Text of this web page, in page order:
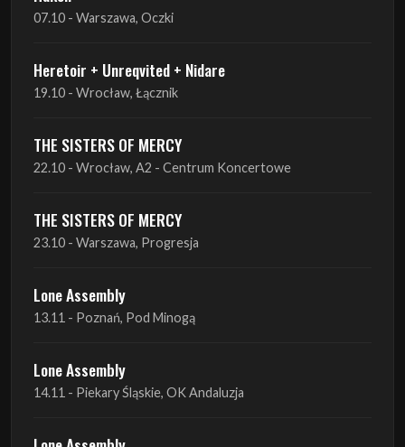
THE SISTERS OF MERCY
22.10 - Wrocław, A2 - Centrum Koncertowe
THE SISTERS OF MERCY
Lone Assembly
Lone Assembly
14.11 - Piekary Śląskie, OK Andaluzja
Lone Assembly
15.11 - Warszawa, Potok